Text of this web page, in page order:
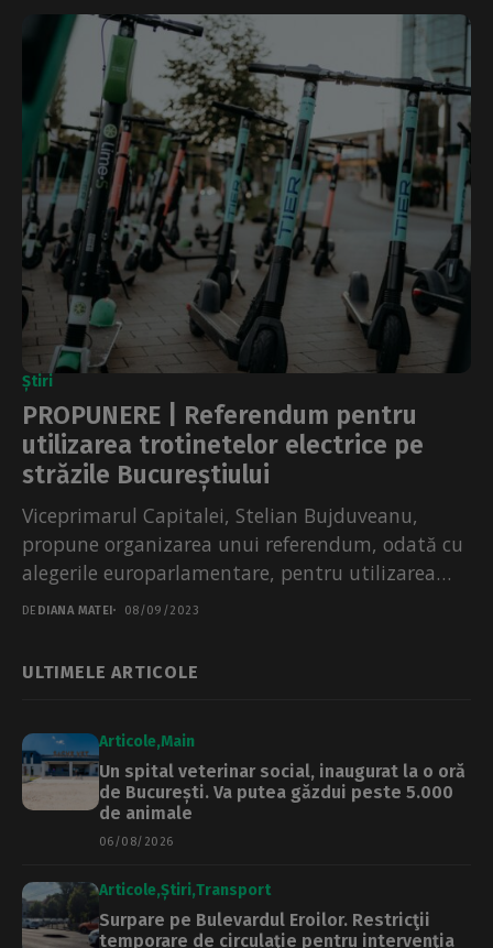
Știri
PROPUNERE | Referendum pentru
utilizarea trotinetelor electrice pe
străzile Bucureștiului
Viceprimarul Capitalei, Stelian Bujduveanu,
propune organizarea unui referendum, odată cu
alegerile europarlamentare, pentru utilizarea
trotinetelor electrice. În cadrul acestuia,
DE DIANA MATEI 08/09/2023
ULTIMELE ARTICOLE
Articole Main
Un spital veterinar social, inaugurat la o oră
de București. Va putea găzdui peste 5.000
de animale
06/08/2026
Articole Știri Transport
Surpare pe Bulevardul Eroilor. Restricţii
temporare de circulaţie pentru intervenţia